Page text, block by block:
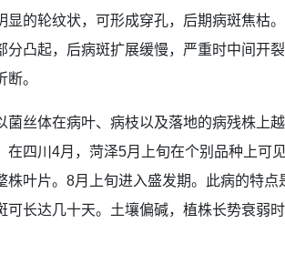
显的轮纹状，可形成穿孔，后期病斑焦枯
分凸起，后病斑扩展缓慢，严重时中间开
。
菌丝体在病叶、病枝以及落地的病残株上
在四川4月，菏泽5月上旬在个别品种上可
株叶片。8月上旬进入盛发期。此病的特
可长达几十天。土壤偏碱，植株长势衰弱